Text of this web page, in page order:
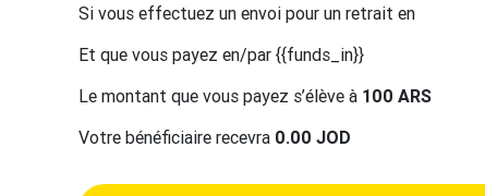
Si vous effectuez un envoi pour un retrait en
Et que vous payez en/par {{funds_in}}
Le montant que vous payez s’élève à 100 ARS
Votre bénéficiaire recevra 0.00 JOD